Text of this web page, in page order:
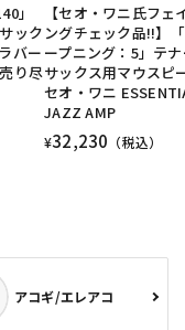
」
ック
バー
り尽
【セオ・ワニ氏フェ
ングチェック品!!】
ープニング：5」テ
サックス用マウスピ
セオ・ワニ
JAZZ AMP
¥32,230 （税込）
アコギ/エレアコ